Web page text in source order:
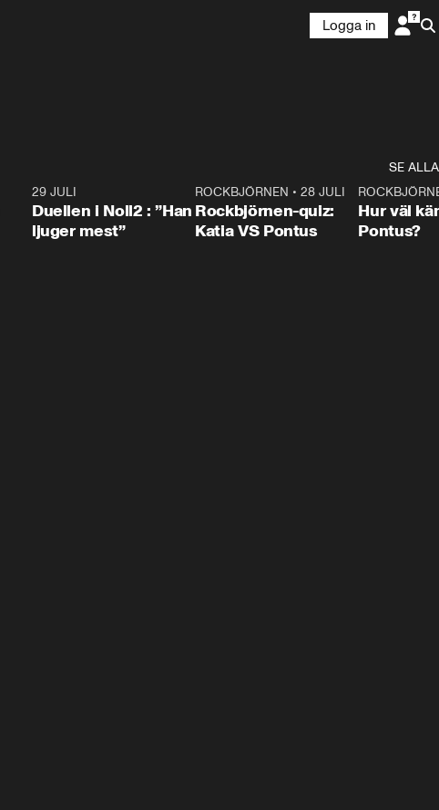
Logga in
SE ALLA
29 JULI
Duellen i Noll2 : ”Han
ljuger mest”
0:15
ROCKBJÖRNEN •28 JULI
Rockbjörnen-quiz:
Katia VS Pontus
Hur väl
Pontus?